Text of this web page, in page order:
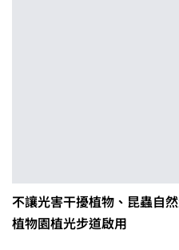
不讓光害干擾植物、昆蟲自
植物園植光步道啟用